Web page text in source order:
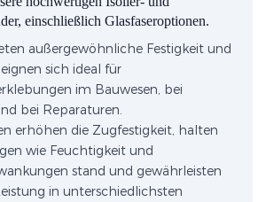
einschließlich Glasfaseroptionen.
außergewöhnliche Festigkeit und
sich ideal für
im Bauwesen, bei
bei Reparaturen.
erhöhen die Zugfestigkeit, halten
wie Feuchtigkeit und
stand und gewährleisten
in unterschiedlichsten